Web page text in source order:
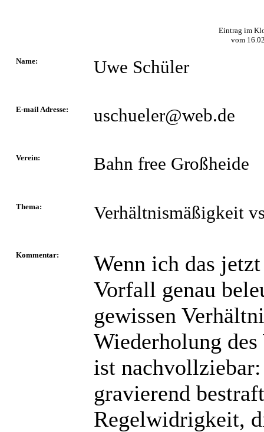
Eintrag im
vom
Name: Uwe Schüler
E-mail Adresse: uschueler@web.de
Verein: Bahn free Großheide
Thema: Verhältnismäßigkeit
Kommentar:
Wenn ich das
Vorfall genau
gewissen
Wiederholung
ist
gravierend
Regelwidrigkeit,